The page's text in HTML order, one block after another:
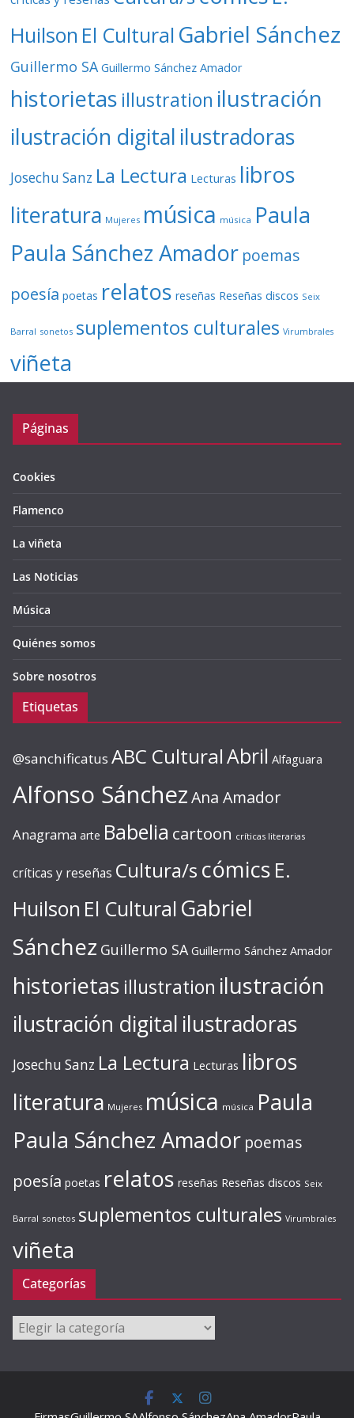
Huilson El Cultural Gabriel Sánchez
Guillermo SA Guillermo Sánchez Amador
historietas illustration ilustración
ilustración digital ilustradoras
Josechu Sanz La Lectura Lecturas libros
literatura Mujeres música música Paula
Paula Sánchez Amador poemas
poesía poetas relatos reseñas Reseñas discos Seix
Barral sonetos suplementos culturales Virumbrales
viñeta
Páginas
Cookies
Flamenco
La viñeta
Las Noticias
Música
Quiénes somos
Sobre nosotros
Etiquetas
@sanchificatus ABC CulturalAbril Alfaguara
Alfonso SánchezAna Amador
Anagrama arte Babelia cartoon críticas literarias
críticas y reseñas Cultura/s cómics E.
Huilson El Cultural Gabriel
Sánchez Guillermo SA Guillermo Sánchez Amador
historietas illustration ilustración
ilustración digital ilustradoras
Josechu Sanz La Lectura Lecturas libros
literatura Mujeres música música Paula
Paula Sánchez Amador poemas
poesía poetas relatos reseñas Reseñas discos Seix
Barral sonetos suplementos culturales Virumbrales
viñeta
Categorías
Categorías